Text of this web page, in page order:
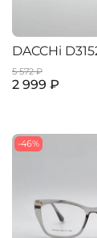
DACCHi
5 572 ₽
2 999 ₽
-46%